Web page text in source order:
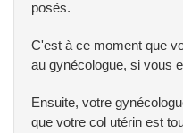
posés.
C'est à ce moment que
au gynécologue, si vous
Ensuite, votre
que votre col utérin est